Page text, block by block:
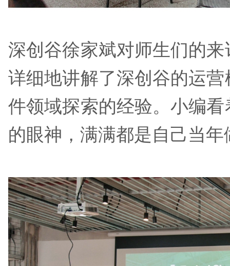
深创谷徐家斌对师生们的
详细地讲解了深创谷的运
件领域探索的经验。小编
的眼神，满满都是自己